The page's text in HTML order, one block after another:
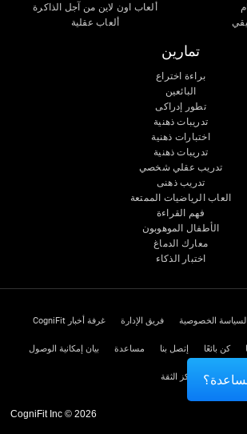
ألعاب اون لاين من آجل الذاكرة
ألعاب عقلية
تمارين
براءة اختراع
البائعين
تطور إدراكى
تدريبات ذهنية
اختبارات ذهنية
تدريبات ذهنية
تدريب عقلي شخصي
تدريب ذهنى
العاب الرياضيات الممتعة
فهم القراءة
الأطفال الموهوبون
معارك الدماغ
اختبار الذكاء
السياسة الخصوصية فريق الإدارة غرفة أخبار CogniFit
كن بائعًا إتصل بنا مساعدة بيان إمكانية الوصول
مركز الثقة
CogniFit Inc © 2026